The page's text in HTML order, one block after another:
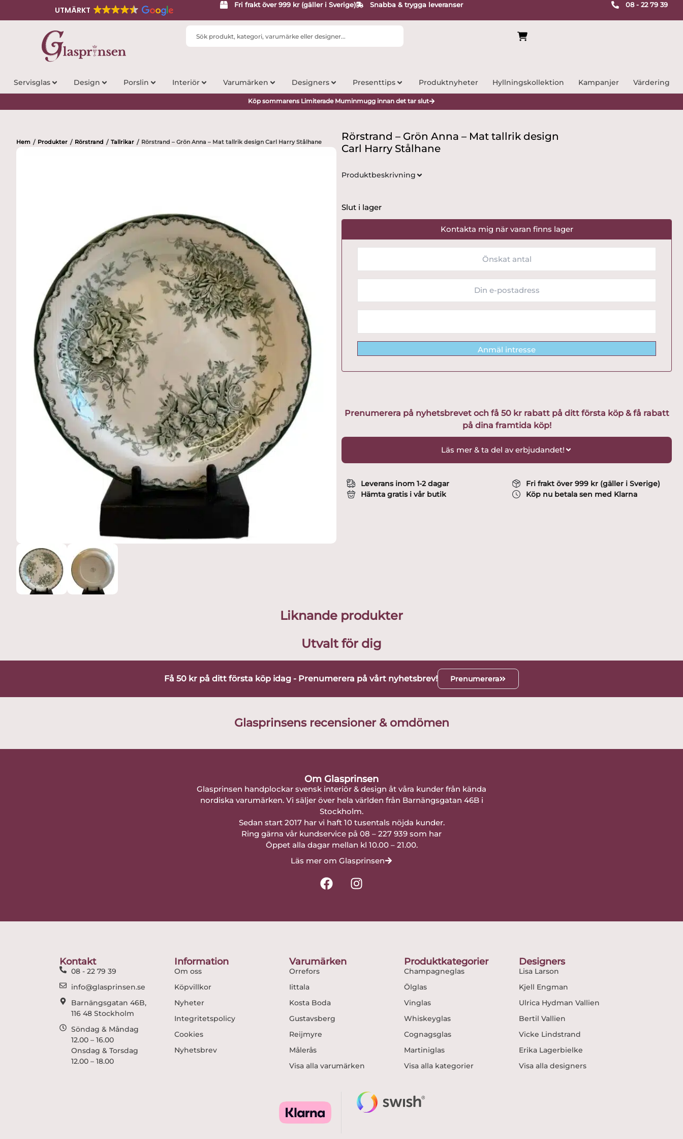
UTMÄRKT
Fri frakt över 999 kr (gäller i Sverige) Snabba & trygga leveranser 08 - 22 79 39
Search
Servisglas Design Porslin Interiör Varumärken Designers Presenttips Produktnyheter Hyllningskollektion Kampanjer Värdering
Köp sommarens Limiterade Muminmugg innan det tar slut
Hem / Produkter / Rörstrand / Tallrikar / Rörstrand – Grön Anna – Mat tallrik design Carl Harry Stålhane
Rörstrand – Grön Anna – Mat tallrik design
Carl Harry Stålhane
Produktbeskrivning
Slut i lager
Kontakta mig när varan finns lager
Anmäl intresse
Prenumerera på nyhetsbrevet och få 50 kr rabatt på ditt första köp & få rabatt
på dina framtida köp!
Läs mer & ta del av erbjudandet!
Leverans inom 1-2 dagar
Hämta gratis i vår butik
Fri frakt över 999 kr (gäller i Sverige)
Köp nu betala sen med Klarna
Liknande produkter
Utvalt för dig
Få 50 kr på ditt första köp idag - Prenumerera på vårt nyhetsbrev! Prenumerera
Glasprinsens recensioner & omdömen
Om Glasprinsen
Glasprinsen handplockar svensk interiör & design åt våra kunder från kända
nordiska varumärken. Vi säljer över hela världen från Barnängsgatan 46B i
Stockholm.
Sedan start 2017 har vi haft 10 tusentals nöjda kunder.
Ring gärna vår kundservice på 08 – 227 939 som har
Öppet alla dagar mellan kl 10.00 – 21.00.
Läs mer om Glasprinsen
F
a
k
I
n
Kontakt
08 - 22 79 39
info@glasprinsen.se
Barnängsgatan 46B,
116 48 Stockholm
Söndag & Måndag
12.00 – 16.00
Onsdag & Torsdag
12.00 – 18.00
Information
Om oss
Köpvillkor
Nyheter
Integritetspolicy
Cookies
Nyhetsbrev
Varumärken
Orrefors
Iittala
Kosta Boda
Gustavsberg
Reijmyre
Målerås
Visa alla varumärken
Produktkategorier
Champagneglas
Ölglas
Vinglas
Whiskeyglas
Cognagsglas
Martiniglas
Visa alla kategorier
Designers
Lisa Larson
Kjell Engman
Ulrica Hydman Vallien
Bertil Vallien
Vicke Lindstrand
Erika Lagerbielke
Visa alla designers